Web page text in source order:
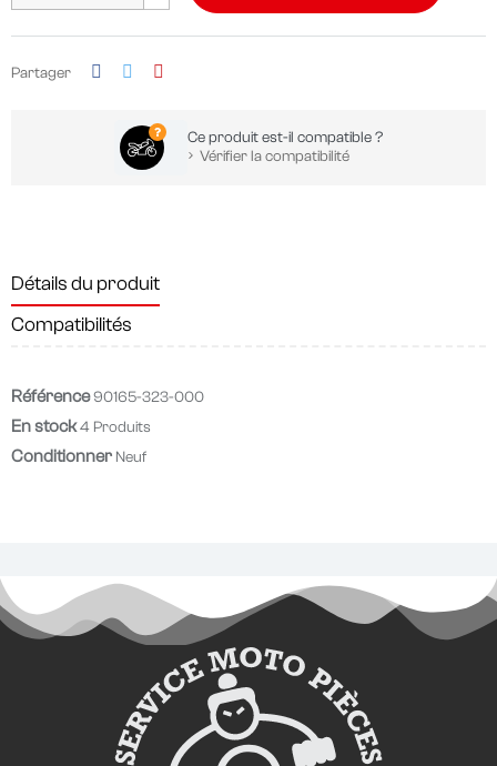
Partager
Ce produit est-il compatible ?
Vérifier la compatibilité
Détails du produit
Compatibilités
Référence90165-323-000
En stock4 Produits
Conditionner Neuf